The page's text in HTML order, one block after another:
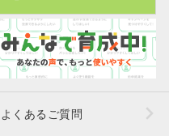
よくあるご質問